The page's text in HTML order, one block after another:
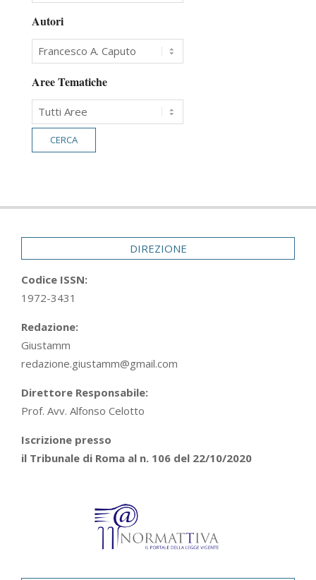
Autori
Aree Tematiche
DIREZIONE
Codice ISSN:
1972-3431
Redazione:
Giustamm
redazione.giustamm@gmail.com
Direttore Responsabile:
Prof. Avv. Alfonso Celotto
Iscrizione presso
il Tribunale di Roma al n. 106 del 22/10/2020